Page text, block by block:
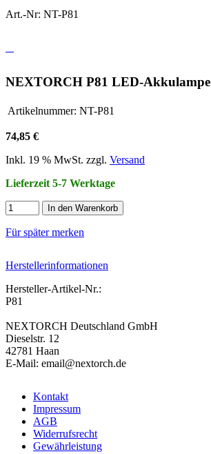
Art.-Nr: NT-P81
NEXTORCH P81 LED-Akkulampe
Artikelnummer: NT-P81
74,85 €
Inkl. 19 % MwSt. zzgl. Versand
Lieferzeit 5-7 Werktage
In den Warenkorb
Für später merken
Herstellerinformationen
Hersteller-Artikel-Nr.:
P81
NEXTORCH Deutschland GmbH
Dieselstr. 12
42781 Haan
E-Mail: email@nextorch.de
Kontakt
Impressum
AGB
Widerrufsrecht
Gewährleistung